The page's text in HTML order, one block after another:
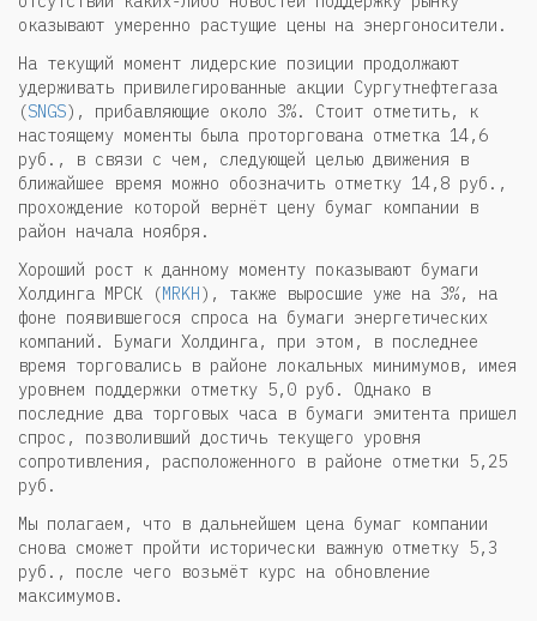
оказывают умеренно растущие цены на энергоносители.
На текущий момент лидерские позиции продолжают
удерживать привилегированные акции Сургутнефтегаза
(SNGS), прибавляющие около 3%. Стоит отметить, к
настоящему моменты была проторгована отметка 14,6
руб., в связи с чем, следующей целью движения в
ближайшее время можно обозначить отметку 14,8 руб.,
прохождение которой вернёт цену бумаг компании в
район начала ноября.
Хороший рост к данному моменту показывают бумаги
Холдинга МРСК (MRKH), также выросшие уже на 3%, на
фоне появившегося спроса на бумаги энергетических
компаний. Бумаги Холдинга, при этом, в последнее
время торговались в районе локальных минимумов, имея
уровнем поддержки отметку 5,0 руб. Однако в
последние два торговых часа в бумаги эмитента пришел
спрос, позволивший достичь текущего уровня
сопротивления, расположенного в районе отметки 5,25
руб.
Мы полагаем, что в дальнейшем цена бумаг компании
снова сможет пройти исторически важную отметку 5,3
руб., после чего возьмёт курс на обновление
максимумов.